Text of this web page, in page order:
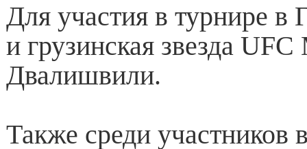
Для участия в турнире в
и грузинская звезда
Двалишвили.
Также среди